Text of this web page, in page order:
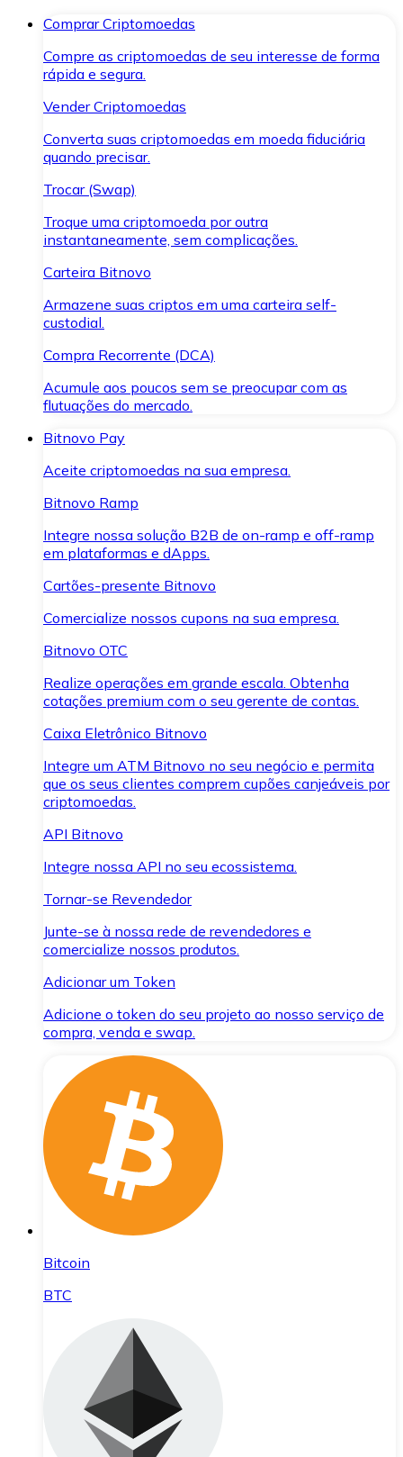
Comprar Criptomoedas
Compre as criptomoedas de seu interesse de forma
rápida e segura.
Vender Criptomoedas
Converta suas criptomoedas em moeda fiduciária
quando precisar.
Trocar (Swap)
Troque uma criptomoeda por outra
instantaneamente, sem complicações.
Carteira Bitnovo
Armazene suas criptos em uma carteira self-
custodial.
Compra Recorrente (DCA)
Acumule aos poucos sem se preocupar com as
flutuações do mercado.
Bitnovo Pay
Aceite criptomoedas na sua empresa.
Bitnovo Ramp
Integre nossa solução B2B de on-ramp e off-ramp
em plataformas e dApps.
Cartões-presente Bitnovo
Comercialize nossos cupons na sua empresa.
Bitnovo OTC
Realize operações em grande escala. Obtenha
cotações premium com o seu gerente de contas.
Caixa Eletrônico Bitnovo
Integre um ATM Bitnovo no seu negócio e permita
que os seus clientes comprem cupões canjeáveis por
criptomoedas.
API Bitnovo
Integre nossa API no seu ecossistema.
Tornar-se Revendedor
Junte-se à nossa rede de revendedores e
comercialize nossos produtos.
Adicionar um Token
Adicione o token do seu projeto ao nosso serviço de
compra, venda e swap.
Bitcoin
BTC